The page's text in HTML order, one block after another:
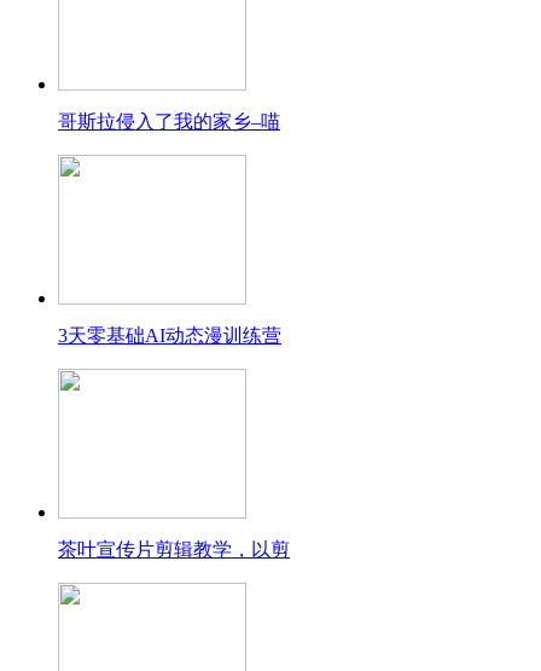
哥斯拉侵入了我的家乡–喵
3天零基础AI动态漫训练营
茶叶宣传片剪辑教学，以剪